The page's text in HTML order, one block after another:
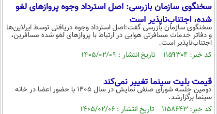
سخنگوی سازمان بازرسی: اصل استرداد وجوه پروازهای لغو
شده، اجتناب‌ناپذیر است
سخنگوی سازمان بازرسی گفت:اصل استرداد وجوه دریافتی توسط ایرلاین‌ها
و دفاتر خدمات مسافرتی هوایی در ارتباط با پروازهای لغو شده مسافرین،
اجتناب‌ناپذیر است.
کد خبر: ۱۱۵۹۳۰۴ تاریخ انتشار : ۱۴۰۵/۰۲/۰۹
قیمت بلیت سینما تغییر نمی‌کند
دومین جلسه شورای صنفی نمایش در سال ۱۴۰۵ با حضور اعضا در خانه
سینما برگزارشد.
کد خبر: ۱۱۵۸۶۴۳ تاریخ انتشار : ۱۴۰۵/۰۲/۰۶